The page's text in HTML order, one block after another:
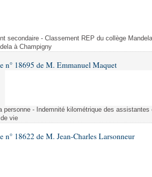
secondaire - Classement REP du collège
à Champigny
n° 18695 de M. Emmanuel Maquet
personne - Indemnité kilométrique des
vie
n° 18622 de M. Jean-Charles Larsonneur